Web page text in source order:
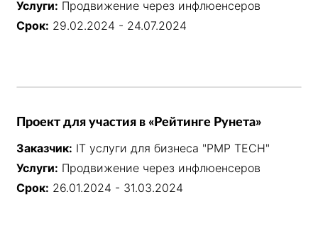
Услуги: Продвижение через инфлюенсеров
Срок: 29.02.2024 - 24.07.2024
Проект для участия в «Рейтинге Рунета»
Заказчик: IT услуги для бизнеса "PMP TECH"
Услуги: Продвижение через инфлюенсеров
Срок: 26.01.2024 - 31.03.2024